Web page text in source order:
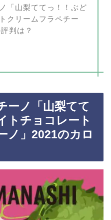
「山梨ててっ！！ぶど
クリームフラペチー
判は？
ーノ「山梨てて
トチョコレート
ノ」2021のカロ